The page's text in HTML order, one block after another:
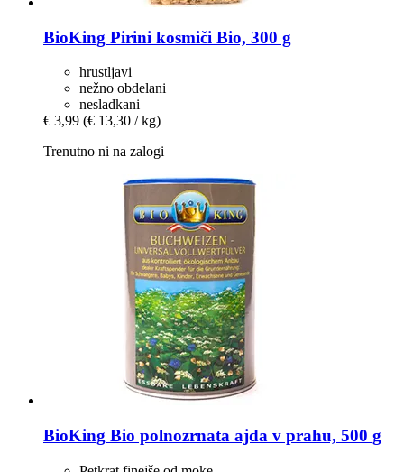
BioKing Pirini kosmiči Bio, 300 g
hrustljavi
nežno obdelani
nesladkani
€ 3,99 (€ 13,30 / kg)
Trenutno ni na zalogi
BioKing Bio polnozrnata ajda v prahu, 500 g